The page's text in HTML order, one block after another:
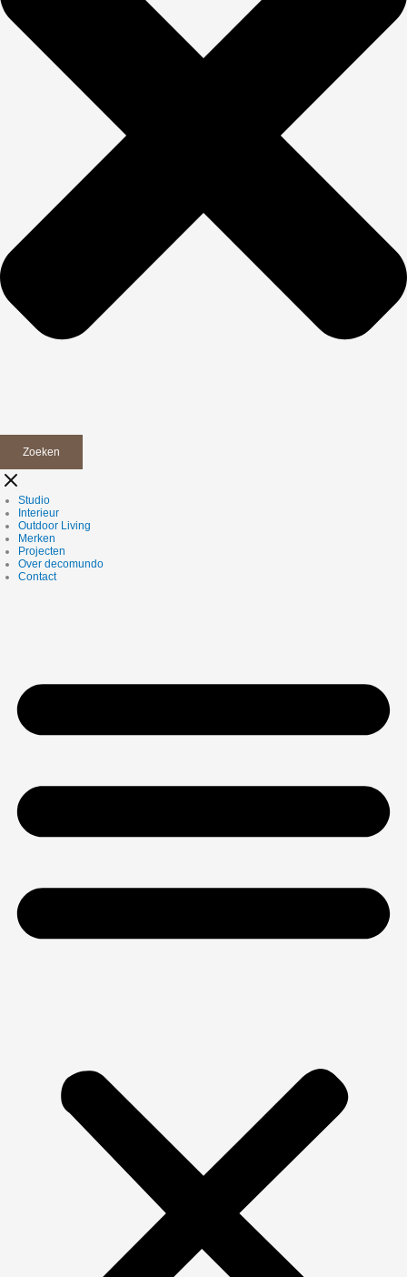
Zoeken
Studio
Interieur
Outdoor Living
Merken
Projecten
Over decomundo
Contact